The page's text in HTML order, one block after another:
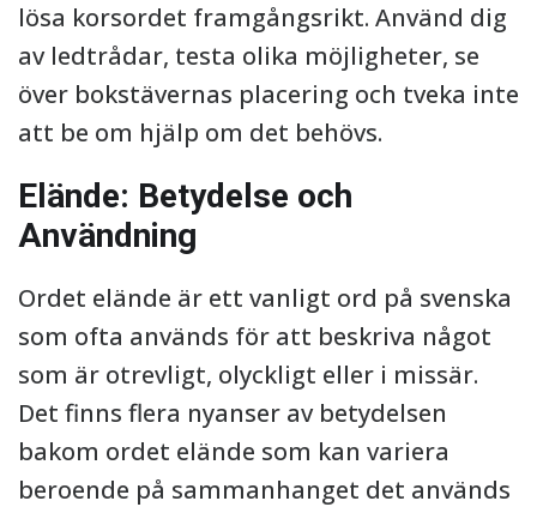
lösa korsordet framgångsrikt. Använd dig
av ledtrådar, testa olika möjligheter, se
över bokstävernas placering och tveka inte
att be om hjälp om det behövs.
Elände: Betydelse och
Användning
Ordet elände är ett vanligt ord på svenska
som ofta används för att beskriva något
som är otrevligt, olyckligt eller i missär.
Det finns flera nyanser av betydelsen
bakom ordet elände som kan variera
beroende på sammanhanget det används